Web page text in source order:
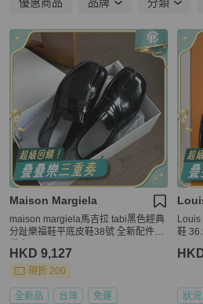
Maison Margiela
maison margiela馬吉拉 tabi黑色經典
分趾樂福鞋平底皮鞋38號 全新配件塵
HKD 9,127
現折 200
全新品 台灣 免運
Louis
鞋
狀